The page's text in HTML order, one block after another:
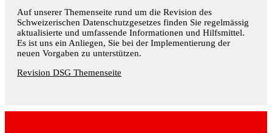
Auf unserer Themenseite rund um die Revision des
Schweizerischen Datenschutzgesetzes finden Sie regelmässig
aktualisierte und umfassende Informationen und Hilfsmittel.
Es ist uns ein Anliegen, Sie bei der Implementierung der
neuen Vorgaben zu unterstützen.
Revision DSG Themenseite